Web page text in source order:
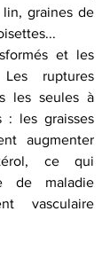
graines de
et les
ruptures
les seules à
: les graisses
augmenter
ce qui
de maladie
vasculaire